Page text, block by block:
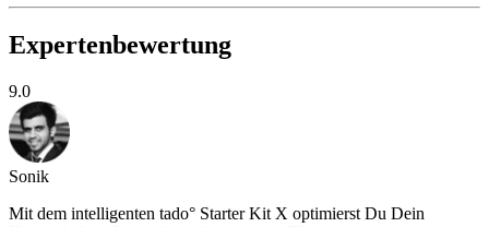
Expertenbewertung
9.0
Sonik
Mit dem intelligenten tado° Starter Kit X optimierst Du Dein